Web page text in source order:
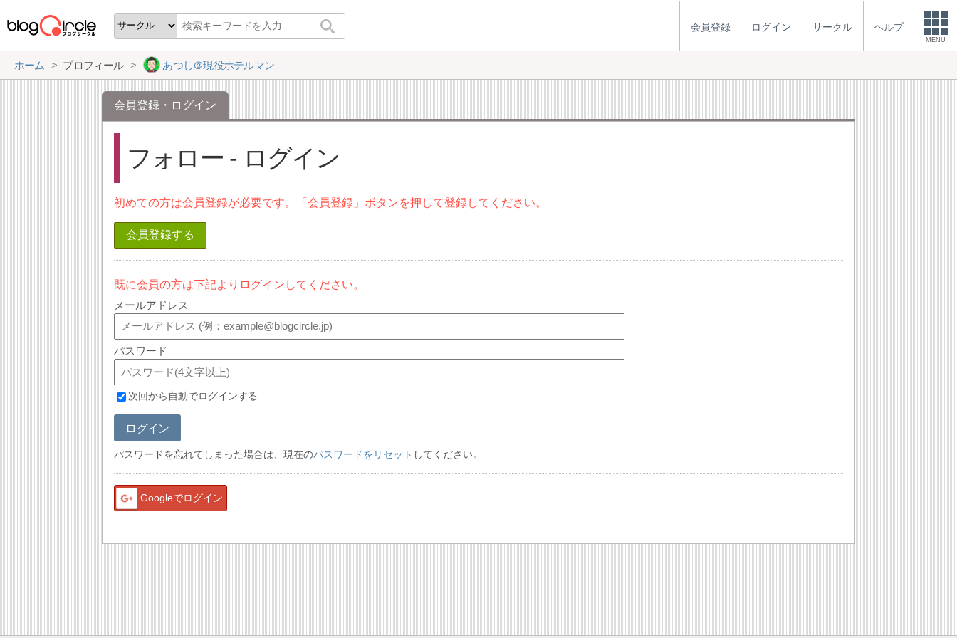
会員登録 ログイン サークル ヘルプ
MENU
ホーム プロフィール あつし＠現役ホテルマン
会員登録・ログイン
フォロー - ログイン
初めての方は会員登録が必要です。「会員登録」ボタンを押して登録してください。
会員登録する
既に会員の方は下記よりログインしてください。
メールアドレス
パスワード
次回から自動でログインする
ログイン
パスワードを忘れてしまった場合は、現在のパスワードをリセット してください。
Googleでログイン